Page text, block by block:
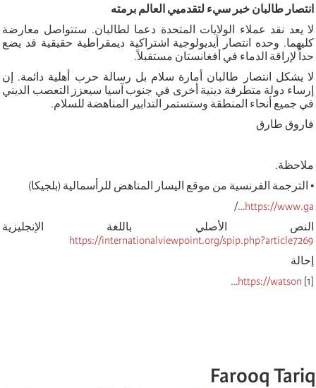
انتصار طالبان خبر سيء لتقدميي العالم برمته
لا يعد نقد عملاء الولايات المتحدة دعما لطالبان. ستتواصل معارضة
كليهما. وحده انتصار أيديولوجية اشتراكية ديمقراطية حقيقية قد يضع
حداً لإراقة الدماء في أفغانستان مستقبلاً.
لا يشكل انتصار طالبان أمارة سلام بل رسالة حرب أهلية دائمة. إن
إرساء دولة متطرفة دينية أخرى في جنوب آسيا سيعزز التعصب الديني
في جميع أنحاء المنطقة وستستمر التدابير المناهضة للسلام.
فاروق طارق
ملاحظة.
• الترجمة الفرنسية من موقع اليسار المناهض للرأسمالية (بلجيكا)
https://www.ga…
/
النص الأصلي باللغة الإنجليزية
https://internationalviewpoint.org/spip.php?article7269
إحالة
[1]
https://watson…
Farooq Tariq